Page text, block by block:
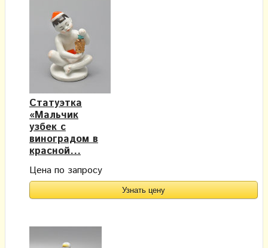
Статуэтка
«Мальчик
узбек с
виноградом в
красной...
Цена по запросу
Узнать цену